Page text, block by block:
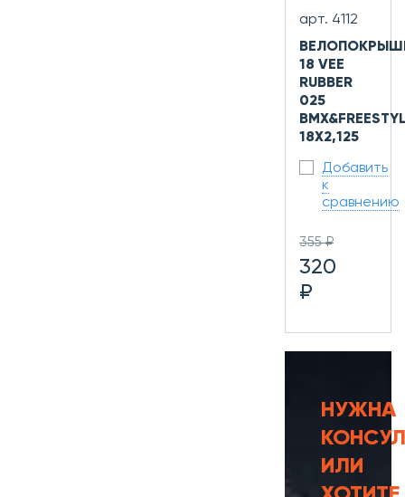
арт. 4112
18 VEE
RUBBER
025
18X2,125
Добавить
к
сравнению
355 ₽
320
₽
НУЖНА
ИЛИ